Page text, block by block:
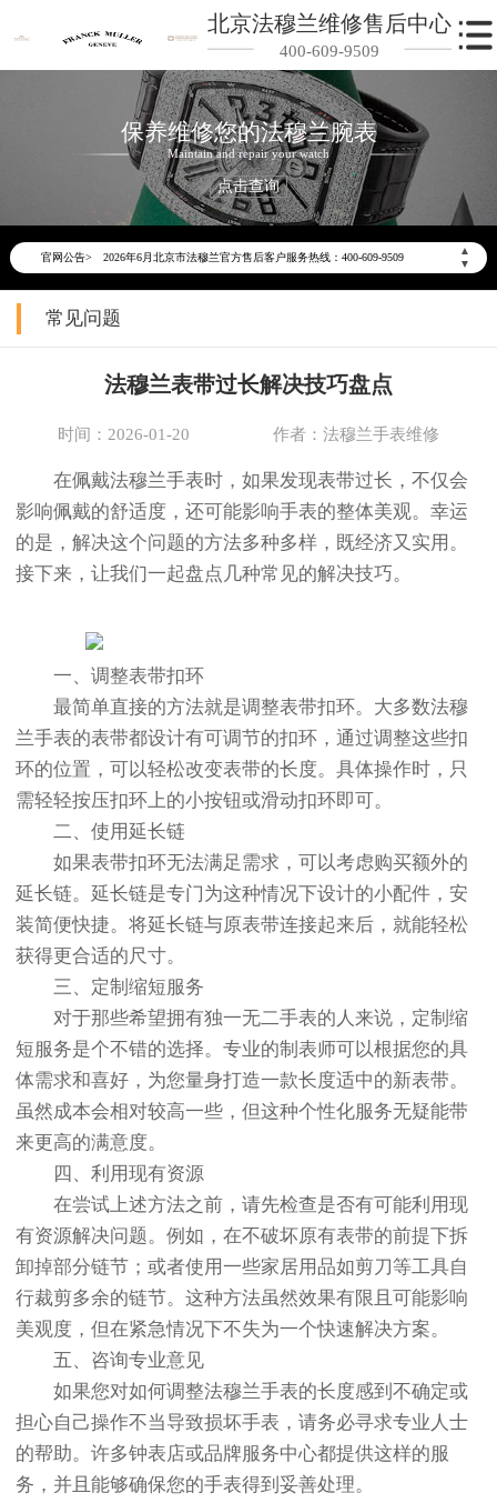
北京法穆兰维修售后中心
400-609-9509
保养维修您的法穆兰腕表
Maintain and repair your watch
点击查询
官网公告>
▲
▼
2026年6月法穆兰北京市售后服务网络优化升级公告
2026年6月北京市法穆兰官方售后客户服务热线：400-609-9509
2026年6月法穆兰售后服务中心最新网点地址：
节假日正常营业！
常见问题
法穆兰表带过长解决技巧盘点
时间：2026-01-20 作者：法穆兰手表维修
在佩戴法穆兰手表时，如果发现表带过长，不仅会
影响佩戴的舒适度，还可能影响手表的整体美观。幸运
的是，解决这个问题的方法多种多样，既经济又实用。
接下来，让我们一起盘点几种常见的解决技巧。
一、调整表带扣环
最简单直接的方法就是调整表带扣环。大多数法穆
兰手表的表带都设计有可调节的扣环，通过调整这些扣
环的位置，可以轻松改变表带的长度。具体操作时，只
需轻轻按压扣环上的小按钮或滑动扣环即可。
二、使用延长链
如果表带扣环无法满足需求，可以考虑购买额外的
延长链。延长链是专门为这种情况下设计的小配件，安
装简便快捷。将延长链与原表带连接起来后，就能轻松
获得更合适的尺寸。
三、定制缩短服务
对于那些希望拥有独一无二手表的人来说，定制缩
短服务是个不错的选择。专业的制表师可以根据您的具
体需求和喜好，为您量身打造一款长度适中的新表带。
虽然成本会相对较高一些，但这种个性化服务无疑能带
来更高的满意度。
四、利用现有资源
在尝试上述方法之前，请先检查是否有可能利用现
有资源解决问题。例如，在不破坏原有表带的前提下拆
卸掉部分链节；或者使用一些家居用品如剪刀等工具自
行裁剪多余的链节。这种方法虽然效果有限且可能影响
美观度，但在紧急情况下不失为一个快速解决方案。
五、咨询专业意见
如果您对如何调整法穆兰手表的长度感到不确定或
担心自己操作不当导致损坏手表，请务必寻求专业人士
的帮助。许多钟表店或品牌服务中心都提供这样的服
务，并且能够确保您的手表得到妥善处理。